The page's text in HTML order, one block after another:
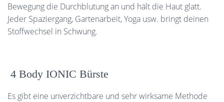
Bewegung die Durchblutung an und hält die Haut glatt.
Jeder Spaziergang, Gartenarbeit, Yoga usw. bringt deinen
Stoffwechsel in Schwung.
4 Body IONIC Bürste
Es gibt eine unverzichtbare und sehr wirksame Methode